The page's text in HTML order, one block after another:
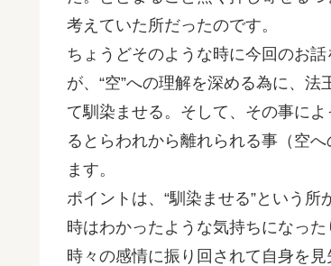
考えていた所だったのです。
ちょうどそのような時に今回のお
が、“空”への理解を深める為に、
て馴染ませる。そして、その事に
るとらわれから離れられる事（空
ます。
ポイントは、“馴染ませる”という
時はわかったような気持ちになっ
時々の感情に振り回されて自身を見